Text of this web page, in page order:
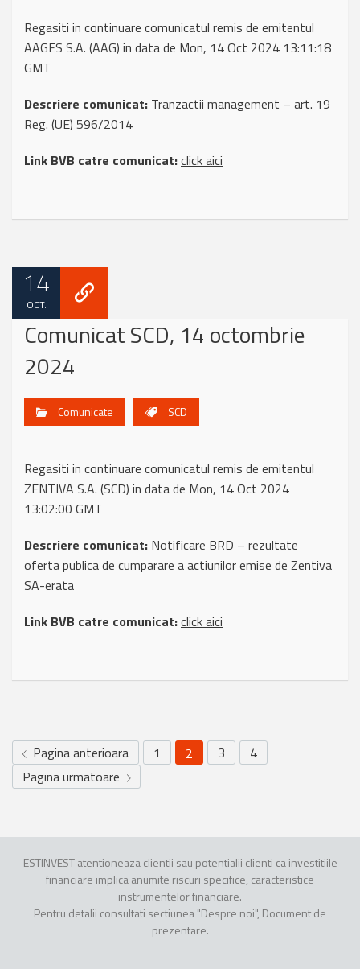
Regasiti in continuare comunicatul remis de emitentul
AAGES S.A. (AAG) in data de Mon, 14 Oct 2024 13:11:18
GMT
Descriere comunicat: Tranzactii management – art. 19
Reg. (UE) 596/2014
Link BVB catre comunicat:click aici
14
OCT.
Comunicat SCD, 14 octombrie
2024
Comunicate SCD
Regasiti in continuare comunicatul remis de emitentul
ZENTIVA S.A. (SCD) in data de Mon, 14 Oct 2024
13:02:00 GMT
Descriere comunicat: Notificare BRD – rezultate
oferta publica de cumparare a actiunilor emise de Zentiva
SA-erata
Link BVB catre comunicat:click aici
Pagina anterioara 1 2 3
4
Pagina urmatoare
ESTINVEST atentioneaza clientii sau potentialii clienti ca investitiile
financiare implica anumite riscuri specifice, caracteristice
instrumentelor financiare.
Pentru detalii consultati sectiunea "Despre noi", Document de
prezentare.